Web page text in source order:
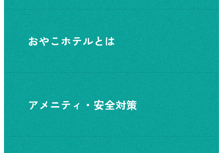
おやこホテルとは
アメニティ・安全対策